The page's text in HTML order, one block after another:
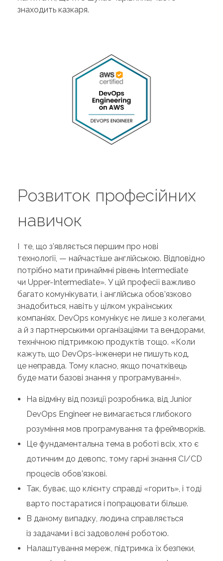
знаходить казкаря.
Розвиток професійних
навичок
І те, що з’являється першим про нові
технології, — найчастіше англійською. Відповідно
потрібно мати принаймні рівень Intermediate
чи Upper-Intermediate». У цій професії важливо
багато комунікувати, і англійська обов’язково
знадобиться, навіть у цілком українських
компаніях. DevOps комунікує не лише з колегами,
а й з партнерськими організаціями та вендорами,
технічною підтримкою продуктів тощо. «Коли
кажуть, що DevOps-інженери не пишуть код,
це неправда. Тому класно, якщо початківець
буде мати базові знання у програмуванні».
На відміну від позиції розробника, від Junior
DevOps Engineer не вимагається глибокого
розуміння мов програмування та фреймворків.
Це фундаментальна тема в роботі всіх, хто є
дотичним до девопс, тому гарні знання CI/CD
процесів обов’язкові.
Так, буває, що клієнту справді «горить», і тоді
варто постаратися і попрацювати більше.
В даному випадку, людина справляється
із задачами і всі задоволені роботою.
Налаштування мереж, підтримка їх безпеки,